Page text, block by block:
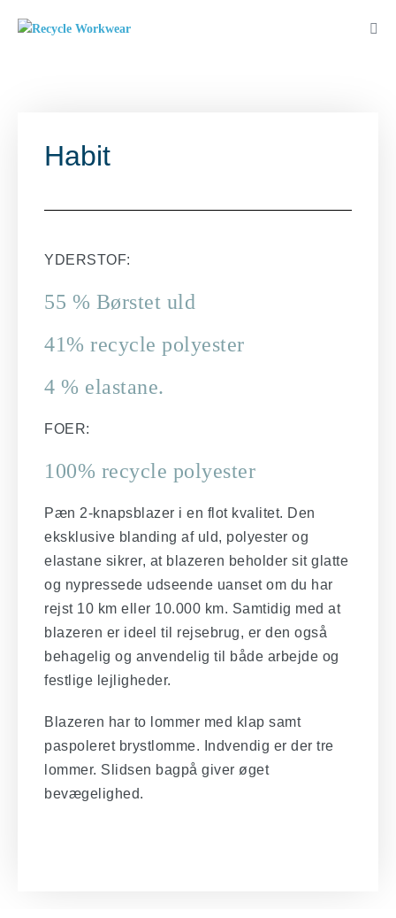
Habit
YDERSTOF:
55 % Børstet uld
41% recycle polyester
4 % elastane.
FOER:
100% recycle polyester
Pæn 2-knapsblazer i en flot kvalitet. Den
eksklusive blanding af uld, polyester og
elastane sikrer, at blazeren beholder sit glatte
og nypressede udseende uanset om du har
rejst 10 km eller 10.000 km. Samtidig med at
blazeren er ideel til rejsebrug, er den også
behagelig og anvendelig til både arbejde og
festlige lejligheder.
Blazeren har to lommer med klap samt
paspoleret brystlomme. Indvendig er der tre
lommer. Slidsen bagpå giver øget
bevægelighed.